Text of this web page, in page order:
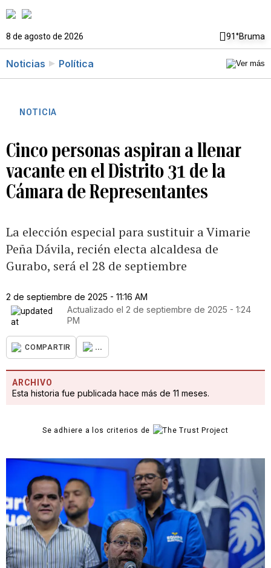
8 de agosto de 2026 91°Bruma
Noticias Política
NOTICIA
Cinco personas aspiran a llenar
vacante en el Distrito 31 de la
Cámara de Representantes
La elección especial para sustituir a Vimarie
Peña Dávila, recién electa alcaldesa de
Gurabo, será el 28 de septiembre
2 de septiembre de 2025 - 11:16 AM
Actualizado el 2 de septiembre de 2025 - 1:24
PM
COMPARTIR ...
ARCHIVO
Esta historia fue publicada hace más de 11 meses.
Se adhiere a los criterios de